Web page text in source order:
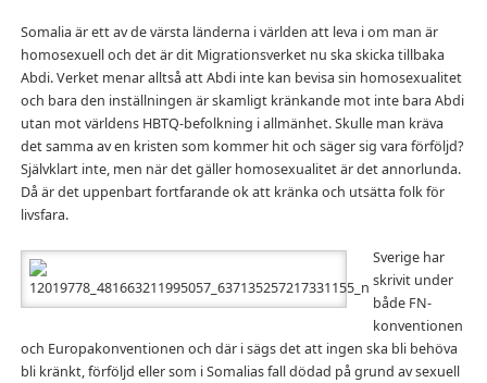
Somalia är ett av de värsta länderna i världen att leva i om man är
homosexuell och det är dit Migrationsverket nu ska skicka tillbaka
Abdi. Verket menar alltså att Abdi inte kan bevisa sin homosexualitet
och bara den inställningen är skamligt kränkande mot inte bara Abdi
utan mot världens HBTQ-befolkning i allmänhet. Skulle man kräva
det samma av en kristen som kommer hit och säger sig vara förföljd?
Självklart inte, men när det gäller homosexualitet är det annorlunda.
Då är det uppenbart fortfarande ok att kränka och utsätta folk för
livsfara.
Sverige har
skrivit under
både FN-
konventionen
och Europakonventionen och där i sägs det att ingen ska bli behöva
bli kränkt, förföljd eller som i Somalias fall dödad på grund av sexuell